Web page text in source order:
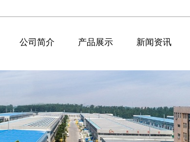
公司简介 产品展示 新闻资讯